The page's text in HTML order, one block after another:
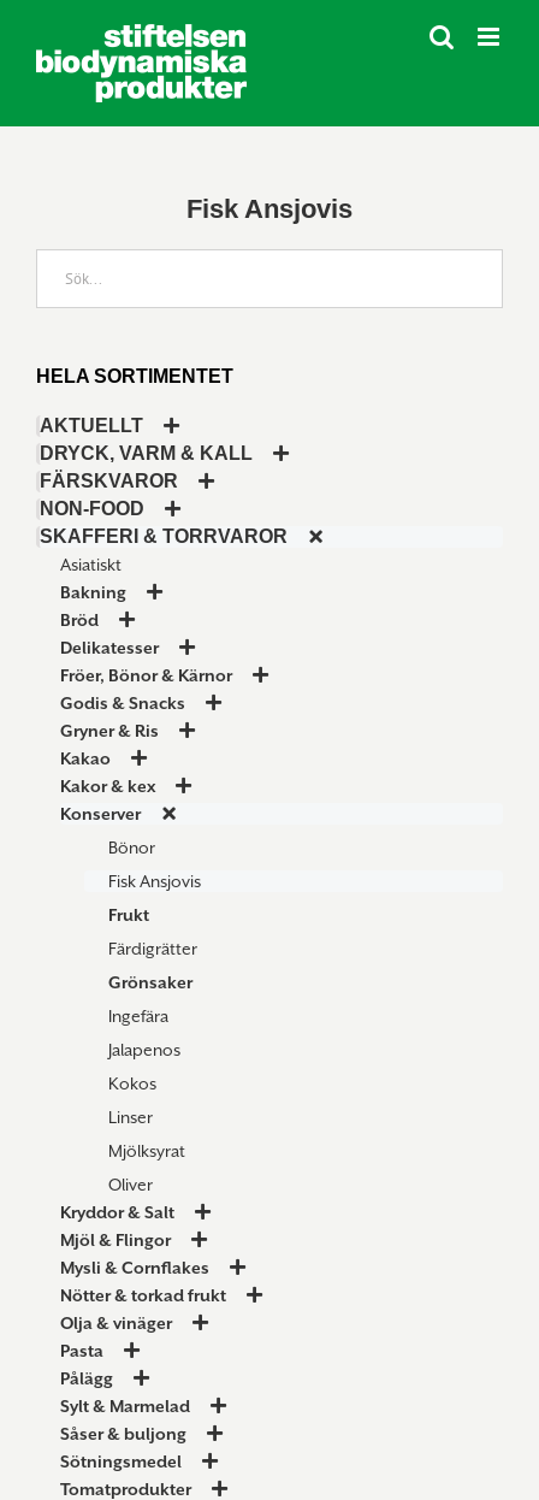
innehållet
Fisk Ansjovis
HELA SORTIMENTET
AKTUELLT
DRYCK, VARM & KALL
FÄRSKVAROR
NON-FOOD
SKAFFERI & TORRVAROR
Asiatiskt
Bakning
Bröd
Delikatesser
Fröer, Bönor & Kärnor
Godis & Snacks
Gryner & Ris
Kakao
Kakor & kex
Konserver
Bönor
Fisk Ansjovis
Frukt
Färdigrätter
Grönsaker
Ingefära
Jalapenos
Kokos
Linser
Mjölksyrat
Oliver
Kryddor & Salt
Mjöl & Flingor
Mysli & Cornflakes
Nötter & torkad frukt
Olja & vinäger
Pasta
Pålägg
Sylt & Marmelad
Såser & buljong
Sötningsmedel
Tomatprodukter